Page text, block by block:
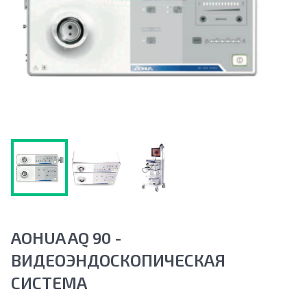
AOHUA AQ 90 -
ВИДЕОЭНДОСКОПИЧЕСКАЯ
СИСТЕМА